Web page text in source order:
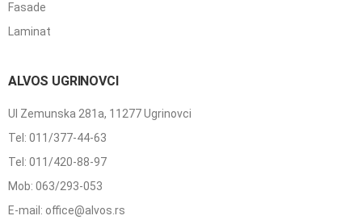
Fasade
Laminat
ALVOS UGRINOVCI
Ul Zemunska 281a, 11277 Ugrinovci
Tel: 011/377-44-63
Tel: 011/420-88-97
Mob: 063/293-053
E-mail: office@alvos.rs